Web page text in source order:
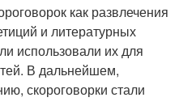
как развлечения
и литературных
использовали их для
В дальнейшем,
скороговорки стали